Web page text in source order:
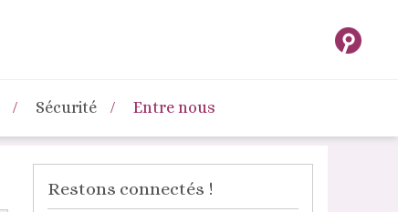
Sécurité Entre nous
Restons connectés !